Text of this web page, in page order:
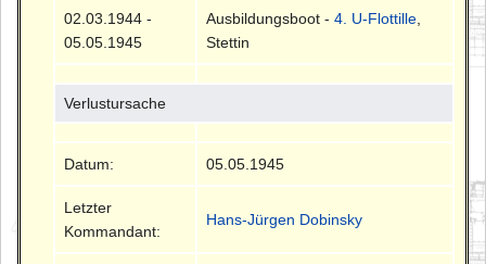
02.03.1944 -
05.05.1945
Ausbildungsboot -4. U-Flottille
Stettin
Verlustursache
Datum: 05.05.1945
Letzter
Kommandant:
Hans-Jürgen Dobinsky